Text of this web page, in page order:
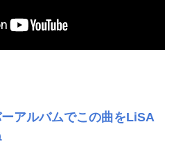
アルバムでこの曲をLiSA